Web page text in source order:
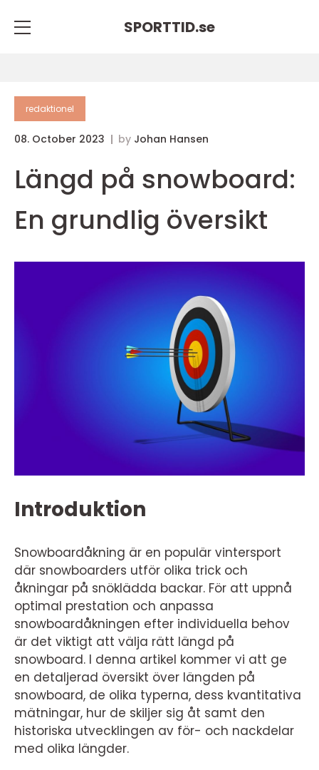
SPORTTID.se
redaktionel
08. October 2023 by Johan Hansen
Längd på snowboard:
En grundlig översikt
Introduktion
Snowboardåkning är en populär vintersport
där snowboarders utför olika trick och
åkningar på snöklädda backar. För att uppnå
optimal prestation och anpassa
snowboardåkningen efter individuella behov
är det viktigt att välja rätt längd på
snowboard. I denna artikel kommer vi att ge
en detaljerad översikt över längden på
snowboard, de olika typerna, dess kvantitativa
mätningar, hur de skiljer sig åt samt den
historiska utvecklingen av för- och nackdelar
med olika längder.